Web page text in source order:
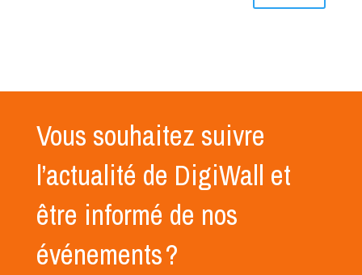
Vous souhaitez suivre
l’actualité de DigiWall et
être informé de nos
événements ?